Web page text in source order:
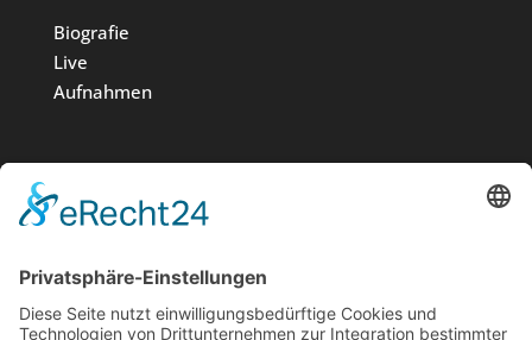
Biografie
Live
Aufnahmen
Medien
News